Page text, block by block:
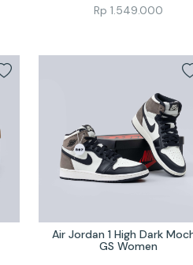
Rp 1.549.000
Air Jordan 1 High Dark
GS Women